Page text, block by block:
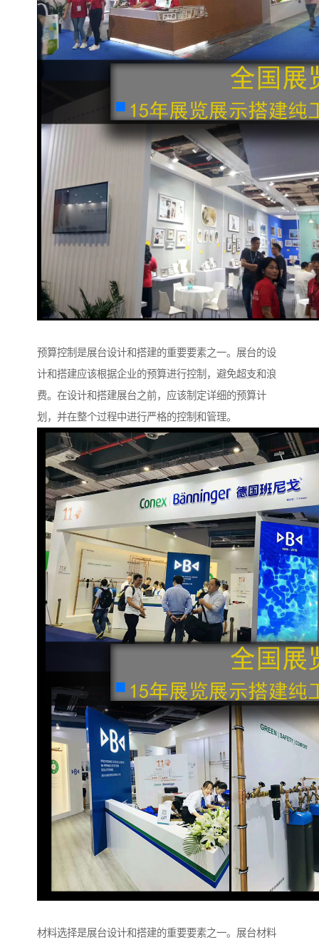
预算控制是展台设计和搭建的重要要素之一。展台的设
计和搭建应该根据企业的预算进行控制，避免超支和浪
费。在设计和搭建展台之前，应该制定详细的预算计
划，并在整个过程中进行严格的控制和管理。
材料选择是展台设计和搭建的重要要素之一。展台材料